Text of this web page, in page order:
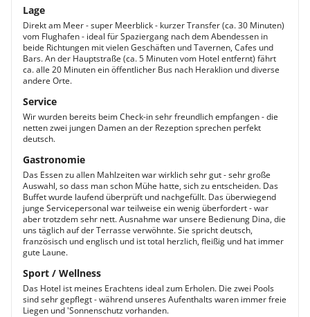
Lage
Direkt am Meer - super Meerblick - kurzer Transfer (ca. 30 Minuten)
vom Flughafen - ideal für Spaziergang nach dem Abendessen in
beide Richtungen mit vielen Geschäften und Tavernen, Cafes und
Bars. An der Hauptstraße (ca. 5 Minuten vom Hotel entfernt) fährt
ca. alle 20 Minuten ein öffentlicher Bus nach Heraklion und diverse
andere Orte.
Service
Wir wurden bereits beim Check-in sehr freundlich empfangen - die
netten zwei jungen Damen an der Rezeption sprechen perfekt
deutsch.
Gastronomie
Das Essen zu allen Mahlzeiten war wirklich sehr gut - sehr große
Auswahl, so dass man schon Mühe hatte, sich zu entscheiden. Das
Buffet wurde laufend überprüft und nachgefüllt. Das überwiegend
junge Servicepersonal war teilweise ein wenig überfordert - war
aber trotzdem sehr nett. Ausnahme war unsere Bedienung Dina, die
uns täglich auf der Terrasse verwöhnte. Sie spricht deutsch,
französisch und englisch und ist total herzlich, fleißig und hat immer
gute Laune.
Sport / Wellness
Das Hotel ist meines Erachtens ideal zum Erholen. Die zwei Pools
sind sehr gepflegt - während unseres Aufenthalts waren immer freie
Liegen und 'Sonnenschutz vorhanden.